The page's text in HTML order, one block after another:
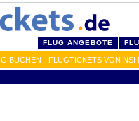
FLUG ANGEBOTE
BUCHEN - FLUGTICKETS VON NSI